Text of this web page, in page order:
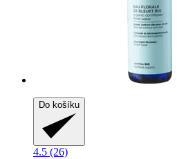
Do košíku
4.5 (26)